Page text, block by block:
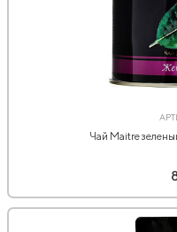
Чай Maitre